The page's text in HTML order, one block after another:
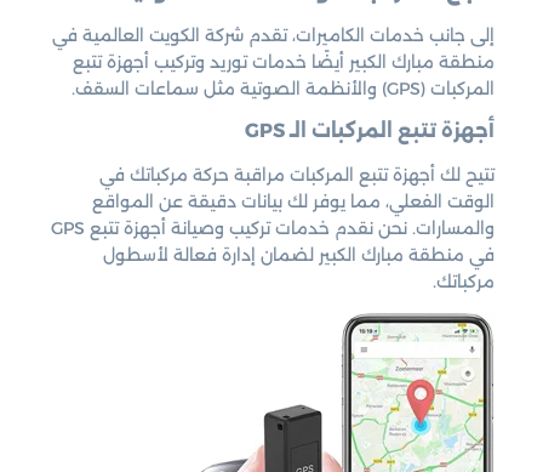
إلى جانب خدمات الكاميرات، تقدم شركة الكويت العالمية في
منطقة مبارك الكبير أيضًا خدمات توريد وتركيب أجهزة تتبع
المركبات (GPS) والأنظمة الصوتية مثل سماعات السقف.
أجهزة تتبع المركبات الـ GPS
تتيح لك أجهزة تتبع المركبات مراقبة حركة مركباتك في
الوقت الفعلي، مما يوفر لك بيانات دقيقة عن المواقع
والمسارات. نحن نقدم خدمات تركيب وصيانة أجهزة تتبع GPS
في منطقة مبارك الكبير لضمان إدارة فعالة لأسطول
مركباتك.